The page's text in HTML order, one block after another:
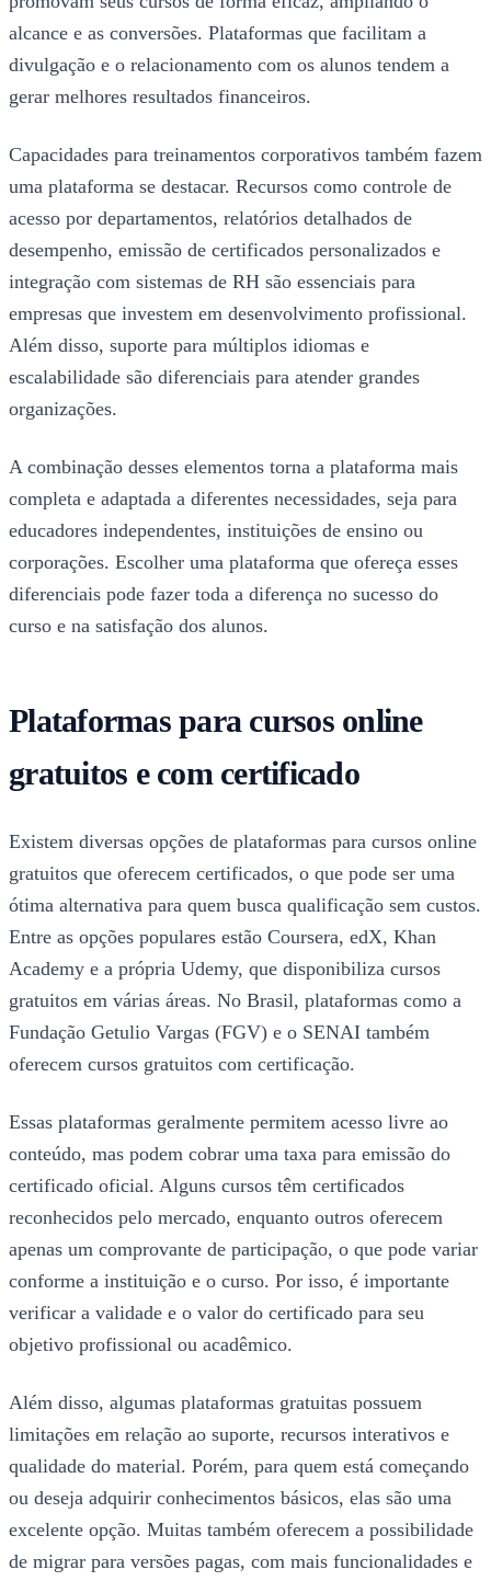
alcance e as conversões. Plataformas que facilitam a
divulgação e o relacionamento com os alunos tendem a
gerar melhores resultados financeiros.
Capacidades para treinamentos corporativos também fazem
uma plataforma se destacar. Recursos como controle de
acesso por departamentos, relatórios detalhados de
desempenho, emissão de certificados personalizados e
integração com sistemas de RH são essenciais para
empresas que investem em desenvolvimento profissional.
Além disso, suporte para múltiplos idiomas e
escalabilidade são diferenciais para atender grandes
organizações.
A combinação desses elementos torna a plataforma mais
completa e adaptada a diferentes necessidades, seja para
educadores independentes, instituições de ensino ou
corporações. Escolher uma plataforma que ofereça esses
diferenciais pode fazer toda a diferença no sucesso do
curso e na satisfação dos alunos.
Plataformas para cursos online
gratuitos e com certificado
Existem diversas opções de plataformas para cursos online
gratuitos que oferecem certificados, o que pode ser uma
ótima alternativa para quem busca qualificação sem custos.
Entre as opções populares estão Coursera, edX, Khan
Academy e a própria Udemy, que disponibiliza cursos
gratuitos em várias áreas. No Brasil, plataformas como a
Fundação Getulio Vargas (FGV) e o SENAI também
oferecem cursos gratuitos com certificação.
Essas plataformas geralmente permitem acesso livre ao
conteúdo, mas podem cobrar uma taxa para emissão do
certificado oficial. Alguns cursos têm certificados
reconhecidos pelo mercado, enquanto outros oferecem
apenas um comprovante de participação, o que pode variar
conforme a instituição e o curso. Por isso, é importante
verificar a validade e o valor do certificado para seu
objetivo profissional ou acadêmico.
Além disso, algumas plataformas gratuitas possuem
limitações em relação ao suporte, recursos interativos e
qualidade do material. Porém, para quem está começando
ou deseja adquirir conhecimentos básicos, elas são uma
excelente opção. Muitas também oferecem a possibilidade
de migrar para versões pagas, com mais funcionalidades e